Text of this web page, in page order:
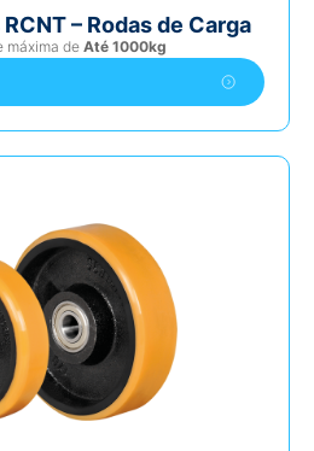
– Rodas de Carga
máxima de Até 1000kg